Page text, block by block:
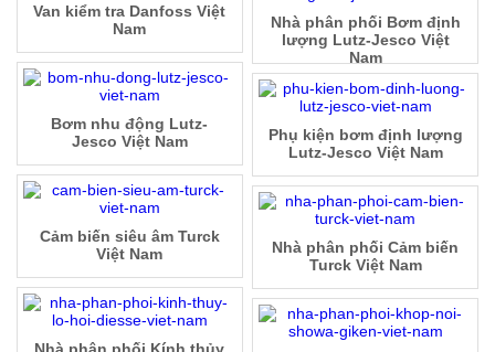
Van kiểm tra Danfoss Việt
Nam
Nhà phân phối Bơm định
lượng Lutz-Jesco Việt
Nam
Bơm nhu động Lutz-
Jesco Việt Nam
Phụ kiện bơm định lượng
Lutz-Jesco Việt Nam
Cảm biến siêu âm Turck
Việt Nam
Nhà phân phối Cảm biến
Turck Việt Nam
Nhà phân phối Kính thủy